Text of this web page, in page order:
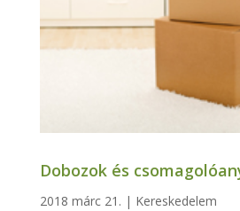
Dobozok és
2018 márc 21. | Kereskedelem